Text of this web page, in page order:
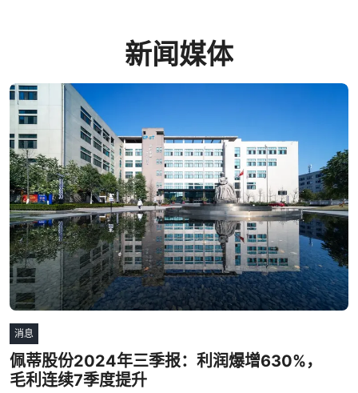
新闻媒体
阅读更多
消息
佩蒂股份2024年三季报：利润爆增630%，
毛利连续7季度提升